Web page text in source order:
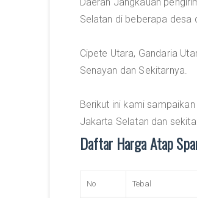
Selatan di beberapa desa
Cipete Utara, Gandaria
Senayan dan Sekitarnya.
Berikut ini kami sampaikan
Jakarta Selatan dan
Daftar Harga Atap
No Tebal